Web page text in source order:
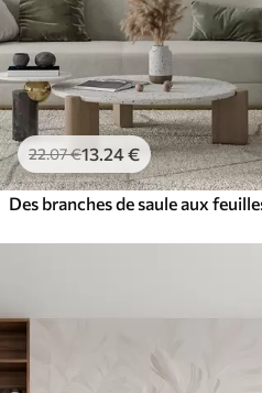
22.07€13 .24€